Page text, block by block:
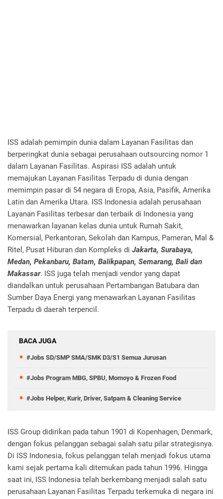
ISS adalah pemimpin dunia dalam Layanan Fasilitas dan
berperingkat dunia sebagai perusahaan outsourcing nomor 1
dalam Layanan Fasilitas. Aspirasi ISS adalah untuk
memajukan Layanan Fasilitas Terpadu di dunia dengan
memimpin pasar di 54 negara di Eropa, Asia, Pasifik, Amerika
Latin dan Amerika Utara. ISS Indonesia adalah perusahaan
Layanan Fasilitas terbesar dan terbaik di Indonesia yang
menawarkan layanan kelas dunia untuk Rumah Sakit,
Komersial, Perkantoran, Sekolah dan Kampus, Pameran, Mal &
Ritel, Pusat Hiburan dan Kompleks di Jakarta, Surabaya,
Medan, Pekanbaru, Batam, Balikpapan, Semarang, Bali dan
Makassar. ISS juga telah menjadi vendor yang dapat
diandalkan untuk perusahaan Pertambangan Batubara dan
Sumber Daya Energi yang menawarkan Layanan Fasilitas
Terpadu di daerah terpencil.
BACA JUGA
#Jobs SD/SMP SMA/SMK D3/S1 Semua Jurusan
#Jobs Program MBG, SPBU, Momoyo & Frozen Food
#Jobs Helper, Kurir, Driver, Satpam & Cleaning Service
ISS Group didirikan pada tahun 1901 di Kopenhagen, Denmark,
dengan fokus pelanggan sebagai salah satu pilar strategisnya.
Di ISS Indonesia, fokus pelanggan telah menjadi fokus utama
kami sejak pertama kali ditemukan pada tahun 1996. Hingga
saat ini, ISS Indonesia telah berkembang menjadi salah satu
perusahaan Layanan Fasilitas Terpadu terkemuka di negara ini